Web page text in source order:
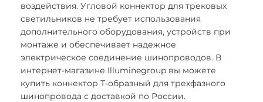
воздействия. Угловой коннектор для трековых
светильников не требует использования
дополнительного оборудования, устройств при
монтаже и обеспечивает надежное
электрическое соединение шинопроводов. В
интернет-магазине Illuminegroup вы можете
купить коннектор Т-образный для трехфазного
шинопровода с доставкой по России.